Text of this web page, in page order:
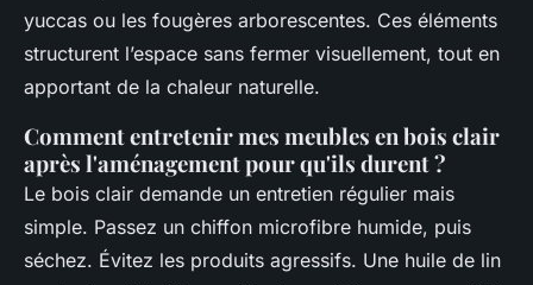
yuccas ou les fougères arborescentes. Ces éléments
structurent l’espace sans fermer visuellement, tout en
apportant de la chaleur naturelle.
Comment entretenir mes meubles en bois clair
après l'aménagement pour qu'ils durent ?
Le bois clair demande un entretien régulier mais
simple. Passez un chiffon microfibre humide, puis
séchez. Évitez les produits agressifs. Une huile de lin